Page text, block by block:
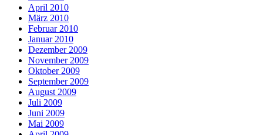
April 2010
März 2010
Februar 2010
Januar 2010
Dezember 2009
November 2009
Oktober 2009
September 2009
August 2009
Juli 2009
Juni 2009
Mai 2009